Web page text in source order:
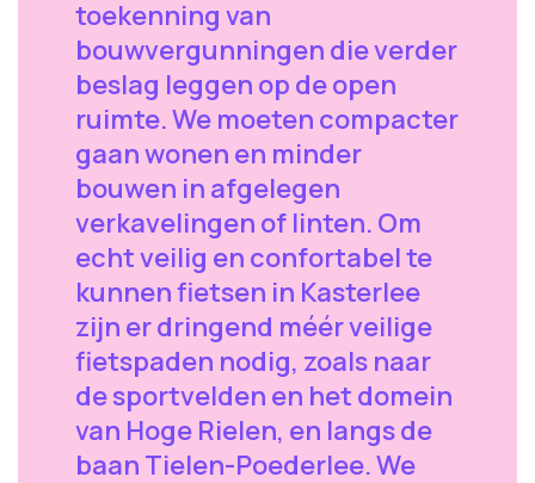
toekenning van
bouwvergunningen die verder
beslag leggen op de open
ruimte. We moeten compacter
gaan wonen en minder
bouwen in afgelegen
verkavelingen of linten. Om
echt veilig en confortabel te
kunnen fietsen in Kasterlee
zijn er dringend méér veilige
fietspaden nodig, zoals naar
de sportvelden en het domein
van Hoge Rielen, en langs de
baan Tielen-Poederlee. We